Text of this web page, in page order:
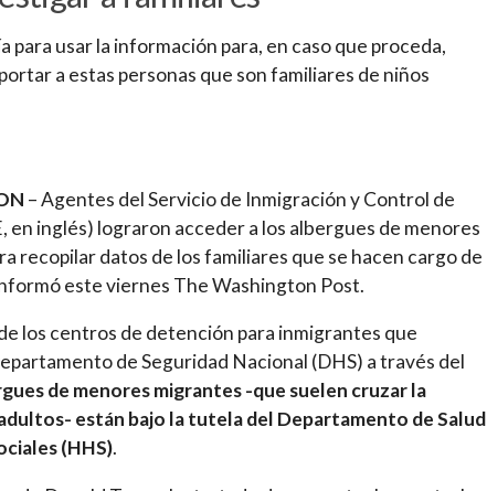
para usar la información para, en caso que proceda,
a estas personas que son familiares de niños
– Agentes del Servicio de Inmigración y Control de
en inglés) lograron acceder a los albergues de menores
recopilar datos de los familiares que se hacen cargo de
este viernes The Washington Post.
los centros de detención para inmigrantes que
de Seguridad Nacional (DHS) a través del
de menores migrantes -que suelen cruzar la
están bajo la tutela del Departamento de Salud
(HHS).